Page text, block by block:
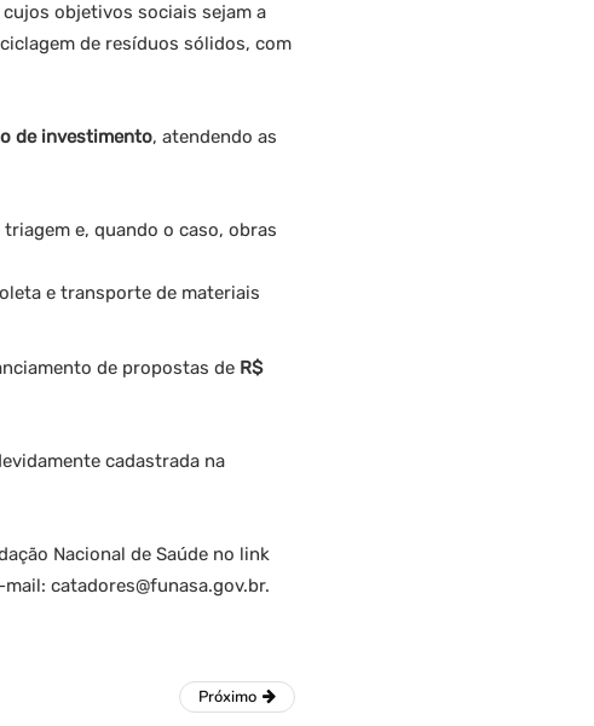
objetivos sociais sejam a
de resíduos sólidos, com
de investimento, atendendo as
e, quando o caso, obras
e transporte de materiais
de propostas de R$
cadastrada na
Nacional de Saúde no link
catadores@funasa.gov.br.
Próximo